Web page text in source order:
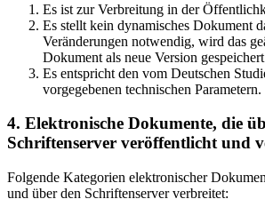
Es ist zur Verbreitung in der
Es stellt kein dynamisches Dokument
Veränderungen notwendig, wird das
Dokument als neue Version
Es entspricht den vom Deutschen
vorgegebenen technischen Parametern.
4. Elektronische Dokumente, die
Schriftenserver veröffentlicht und
Folgende Kategorien elektronischer
und über den Schriftenserver verbreitet: